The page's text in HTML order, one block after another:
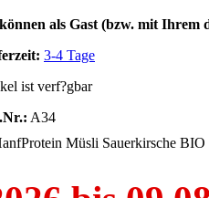
als Gast (bzw. mit Ihrem
3-4 Tage
ist verf?gbar
A34